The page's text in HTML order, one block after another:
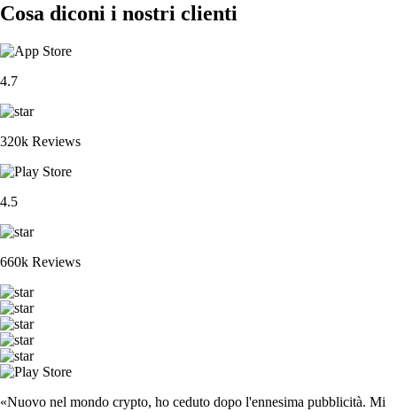
Cosa diconi i nostri clienti
4.7
320k Reviews
4.5
660k Reviews
«Nuovo nel mondo crypto, ho ceduto dopo l'ennesima pubblicità. Mi